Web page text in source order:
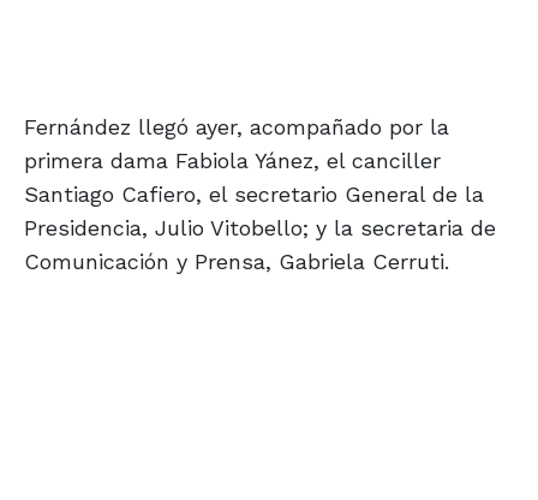
Fernández llegó ayer, acompañado por la
primera dama Fabiola Yánez, el canciller
Santiago Cafiero, el secretario General de la
Presidencia, Julio Vitobello; y la secretaria de
Comunicación y Prensa, Gabriela Cerruti.